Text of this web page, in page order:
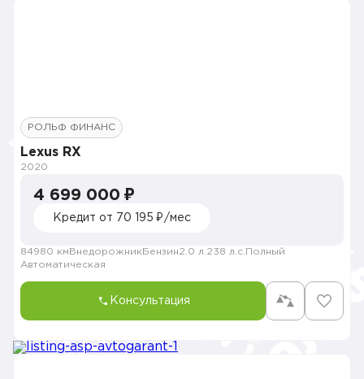
РОЛЬФ ФИНАНС
Lexus RX
2020
4 699 000 ₽
Кредит от 70 195 ₽/мес
84980 км Внедорожник Бензин2.0 л. 238 л.с. Полный
Автоматическая
Консультация